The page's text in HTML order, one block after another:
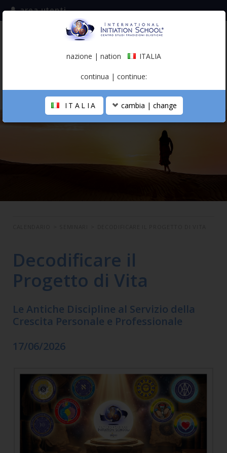
iscriviti alla mailing list
(italiano)
area utenti
LA SCUOLA
Decodificare il
Progetto di Vita
Le Antiche Discipline al Servizio della
Crescita Personale e Professionale
17/06/2026
nazione | nation ITALIA
continua | continue:
ITALIA cambia | change